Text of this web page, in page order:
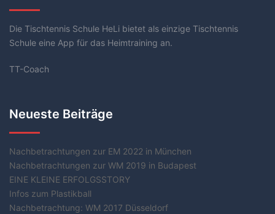
Die Tischtennis Schule HeLi bietet als einzige Tischtennis
Schule eine App für das Heimtraining an.
TT-Coach
Neueste Beiträge
Nachbetrachtungen zur EM 2022 in München
Nachbetrachtungen zur WM 2019 in Budapest
EINE KLEINE ERFOLGSSTORY
Infos zum Plastikball
Nachbetrachtung: WM 2017 Düsseldorf